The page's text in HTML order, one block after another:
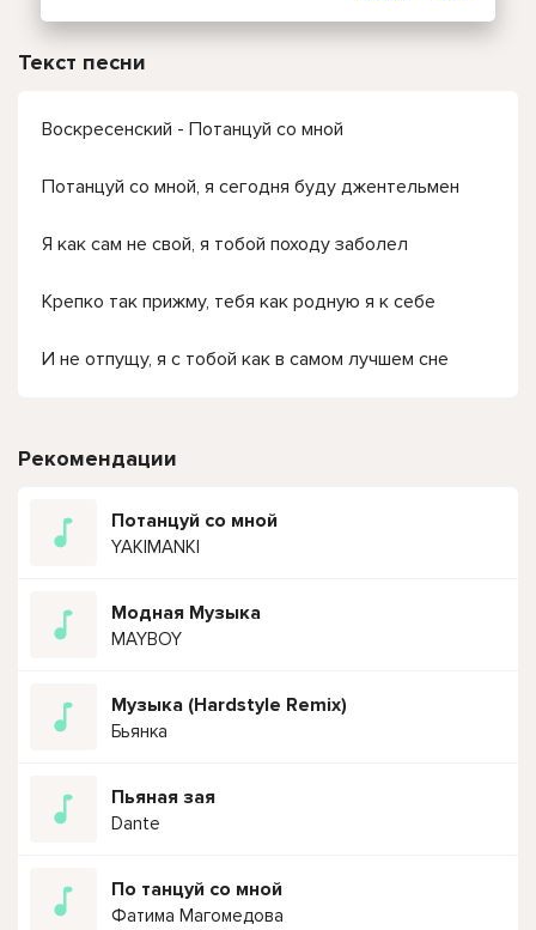
Текст песни
Воскресенский - Потанцуй со мной
Потанцуй со мной, я сегодня буду джентельмен
Я как сам не свой, я тобой походу заболел
Крепко так прижму, тебя как родную я к себе
И не отпущу, я с тобой как в самом лучшем сне
Рекомендации
Потанцуй со мной
YAKIMANKI
Модная Музыка
MAYBOY
Музыка (Hardstyle Remix)
Бьянка
Пьяная зая
Dante
По танцуй со мной
Фатима Магомедова